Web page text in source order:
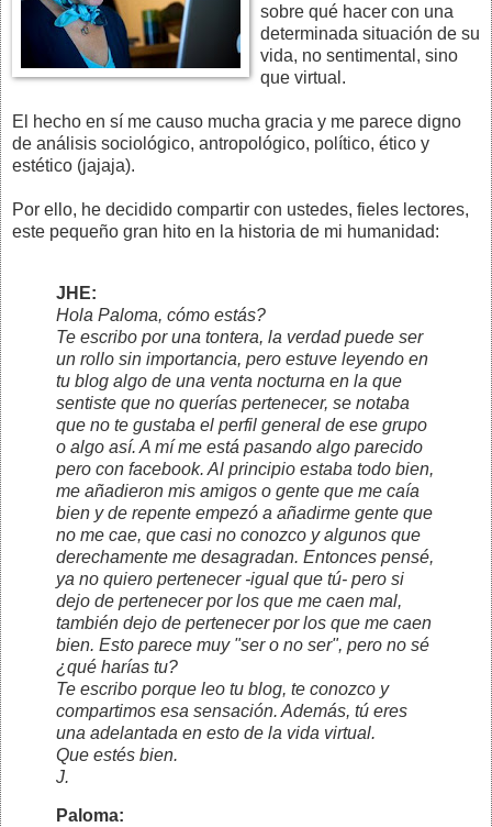
sobre qué hacer con una
determinada situación de su
vida, no sentimental, sino
que virtual.
El hecho en sí me causo mucha gracia y me parece digno
de análisis sociológico, antropológico, político, ético y
estético (jajaja).
Por ello, he decidido compartir con ustedes, fieles lectores,
este pequeño gran hito en la historia de mi humanidad:
JHE:
Hola Paloma, cómo estás?
Te escribo por una tontera, la verdad puede ser
un rollo sin importancia, pero estuve leyendo en
tu blog algo de una venta nocturna en la que
sentiste que no querías pertenecer, se notaba
que no te gustaba el perfil general de ese grupo
o algo así. A mí me está pasando algo parecido
pero con facebook. Al principio estaba todo bien,
me añadieron mis amigos o gente que me caía
bien y de repente empezó a añadirme gente que
no me cae, que casi no conozco y algunos que
derechamente me desagradan. Entonces pensé,
ya no quiero pertenecer -igual que tú- pero si
dejo de pertenecer por los que me caen mal,
también dejo de pertenecer por los que me caen
bien. Esto parece muy "ser o no ser", pero no sé
¿qué harías tu?
Te escribo porque leo tu blog, te conozco y
compartimos esa sensación. Además, tú eres
una adelantada en esto de la vida virtual.
Que estés bien.
J.
Paloma: